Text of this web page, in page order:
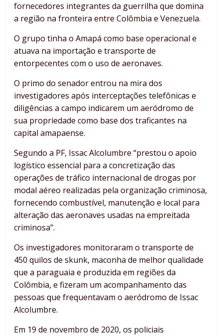
fornecedores integrantes da guerrilha que domina
a região na fronteira entre Colômbia e Venezuela.
O grupo tinha o Amapá como base operacional e
atuava na importação e transporte de
entorpecentes com o uso de aeronaves.
O primo do senador entrou na mira dos
investigadores após interceptações telefônicas e
diligências a campo indicarem um aeródromo de
sua propriedade como base dos traficantes na
capital amapaense.
Segundo a PF, Issac Alcolumbre “prestou o apoio
logístico essencial para a concretização das
operações de tráfico internacional de drogas por
modal aéreo realizadas pela organização criminosa,
fornecendo combustível, manutenção e local para
alteração das aeronaves usadas na empreitada
criminosa”.
Os investigadores monitoraram o transporte de
450 quilos de skunk, maconha de melhor qualidade
que a paraguaia e produzida em regiões da
Colômbia, e fizeram um acompanhamento das
pessoas que frequentavam o aeródromo de Issac
Alcolumbre.
Em 19 de novembro de 2020, os policiais